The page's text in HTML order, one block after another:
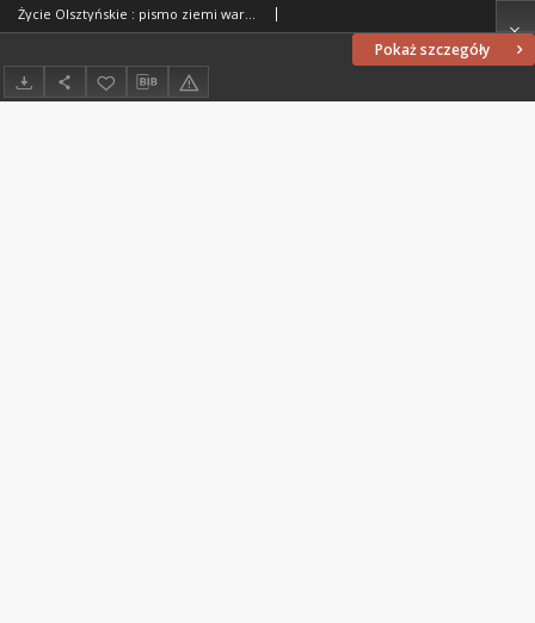
Pokaż szczegóły
Życie Olsztyńskie : pismo ziemi warmińsko-mazurskiej, 1949, nr 88